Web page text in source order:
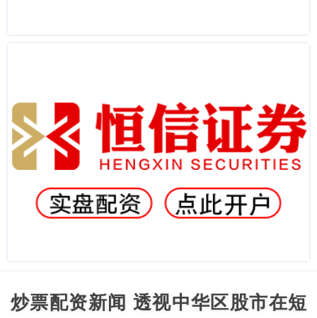
炒票配资新闻 透视中华区股市在短